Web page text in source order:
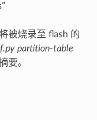
被烧录至 flash 的
partition-table
要。